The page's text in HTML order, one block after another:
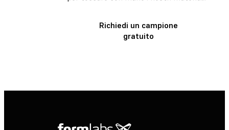
Richiedi un campione
gratuito